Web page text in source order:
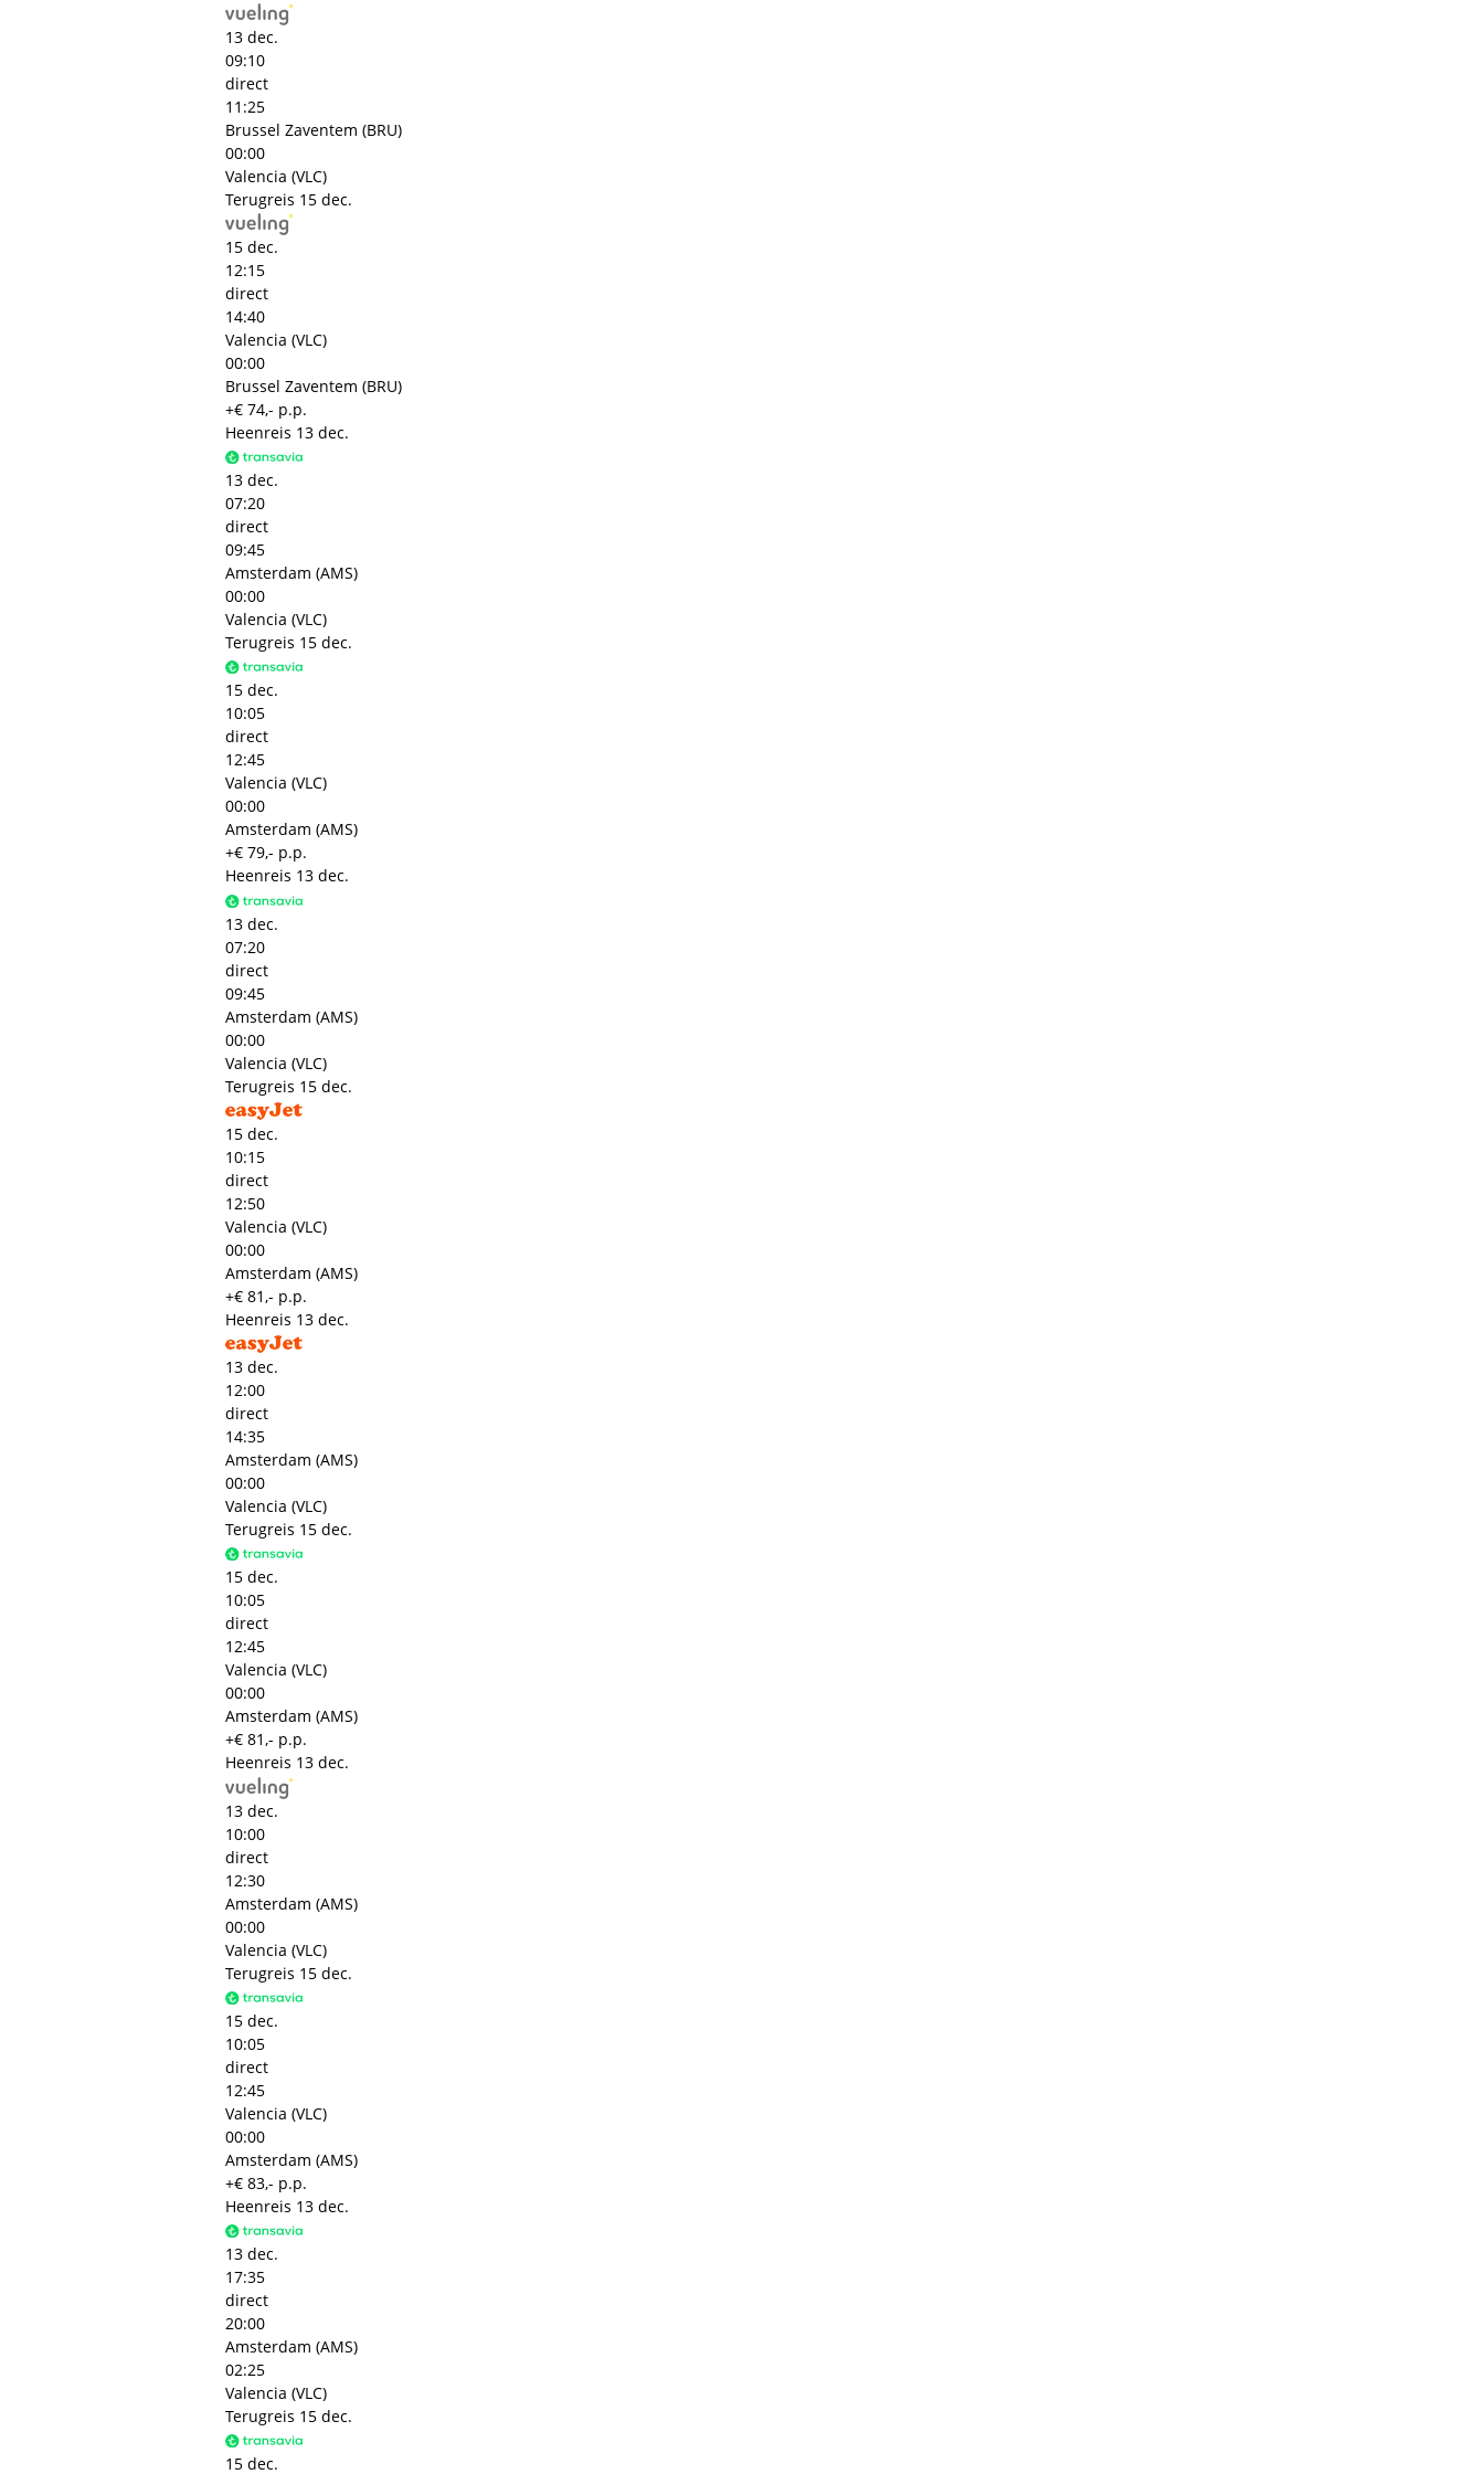
13 dec.
09:10
direct
11:25
Brussel Zaventem (BRU)
00:00
Valencia (VLC)
Terugreis 15 dec.
15 dec.
12:15
direct
14:40
Valencia (VLC)
00:00
Brussel Zaventem (BRU)
+€ 74,- p.p.
Heenreis 13 dec.
13 dec.
07:20
direct
09:45
Amsterdam (AMS)
00:00
Valencia (VLC)
Terugreis 15 dec.
15 dec.
10:05
direct
12:45
Valencia (VLC)
00:00
Amsterdam (AMS)
+€ 79,- p.p.
Heenreis 13 dec.
13 dec.
07:20
direct
09:45
Amsterdam (AMS)
00:00
Valencia (VLC)
Terugreis 15 dec.
15 dec.
10:15
direct
12:50
Valencia (VLC)
00:00
Amsterdam (AMS)
+€ 81,- p.p.
Heenreis 13 dec.
13 dec.
12:00
direct
14:35
Amsterdam (AMS)
00:00
Valencia (VLC)
Terugreis 15 dec.
15 dec.
10:05
direct
12:45
Valencia (VLC)
00:00
Amsterdam (AMS)
+€ 81,- p.p.
Heenreis 13 dec.
13 dec.
10:00
direct
12:30
Amsterdam (AMS)
00:00
Valencia (VLC)
Terugreis 15 dec.
15 dec.
10:05
direct
12:45
Valencia (VLC)
00:00
Amsterdam (AMS)
+€ 83,- p.p.
Heenreis 13 dec.
13 dec.
17:35
direct
20:00
Amsterdam (AMS)
02:25
Valencia (VLC)
Terugreis 15 dec.
15 dec.